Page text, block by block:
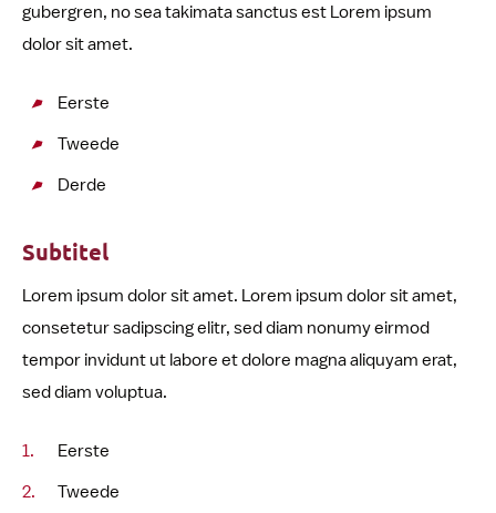
gubergren, no sea takimata sanctus est Lorem ipsum
dolor sit amet.
Eerste
Tweede
Derde
Subtitel
Lorem ipsum dolor sit amet. Lorem ipsum dolor sit amet,
consetetur sadipscing elitr, sed diam nonumy eirmod
tempor invidunt ut labore et dolore magna aliquyam erat,
sed diam voluptua.
Eerste
Tweede